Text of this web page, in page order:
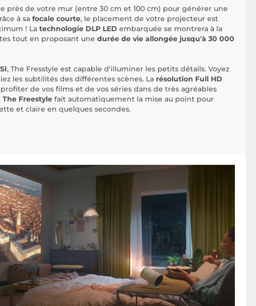
près de votre mur (entre 30 cm et 100 cm) pour générer une
à sa focale courte, le placement de votre projecteur est
! La technologie DLP LED embarquée se montrera à la
tout en proposant une durée de vie allongée jusqu'à 30 000
, The Fresstyle est capable d'illuminer les petits détails. Voyez
les subtilités des différentes scènes. La résolution Full HD
de vos films et de vos séries dans de très agréables
The Freestyle fait automatiquement la mise au point pour
et claire en quelques secondes.